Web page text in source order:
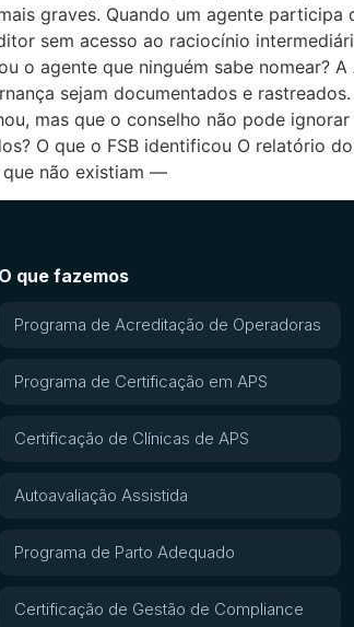
graves. Quando um agente participa
sem acesso ao raciocínio
o agente que ninguém sabe nomear?
sejam documentados e
mas que o conselho não pode
O que o FSB identificou O relatório
que não existiam —
O que fazemos
Programa de Acreditação de Operadoras
Programa de Certificação em APS
Certificação de Clínicas de APS
Autoavaliação Assistida
Programa de Parto Adequado
Certificação de Gestão de Compliance